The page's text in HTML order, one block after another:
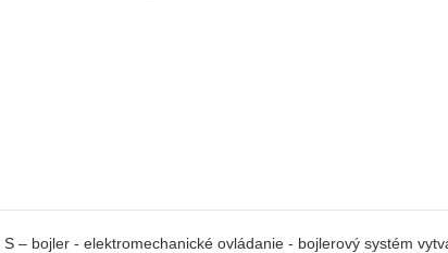
– bojler - elektromechanické ovládanie - bojlerový systém